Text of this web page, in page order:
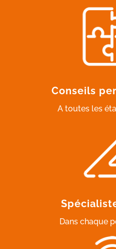
Conseils
A toutes les
Dans chaque